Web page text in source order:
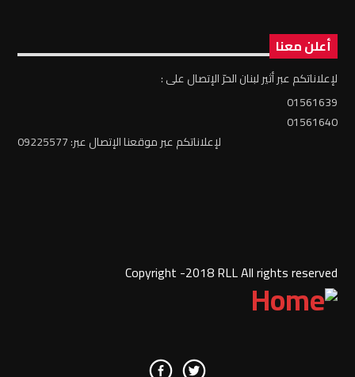
أعلن معنا
لإعلاناتكم عبر أثير لبنان الحرّ الإتصال على :
01561639
01561640
لإعلاناتكم عبر موقعنا الإتصال عبر: 09225577
Copyright -2018 RLL All rights reserved